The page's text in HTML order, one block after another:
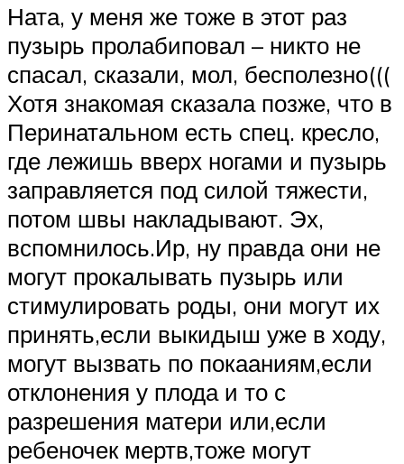
Ната, у меня же тоже в этот раз
пузырь пролабиповал – никто не
спасал, сказали, мол, бесполезно(((
Хотя знакомая сказала позже, что в
Перинатальном есть спец. кресло,
где лежишь вверх ногами и пузырь
заправляется под силой тяжести,
потом швы накладывают. Эх,
вспомнилось.Ир, ну правда они не
могут прокалывать пузырь или
стимулировать роды, они могут их
принять,если выкидыш уже в ходу,
могут вызвать по покааниям,если
отклонения у плода и то с
разрешения матери или,если
ребеночек мертв,тоже могут